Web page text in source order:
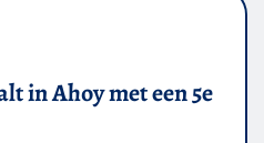
in Ahoy met een 5e